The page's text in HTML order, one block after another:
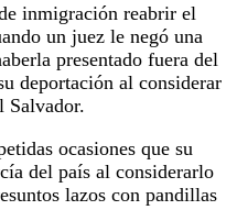
inmigración reabrir el
un juez le negó una
presentado fuera del
deportación al considerar
Salvador.
ocasiones que su
del país al considerarlo
lazos con pandillas